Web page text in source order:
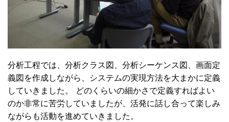
分析工程では、分析クラス図、分析シーケンス図、画面定
義図を作成しながら、システムの実現方法を大まかに定義
していきました。 どのくらいの細かさで定義すればよい
のか非常に苦労していましたが、活発に話し合って楽しみ
ながらも活動を進めていきました。